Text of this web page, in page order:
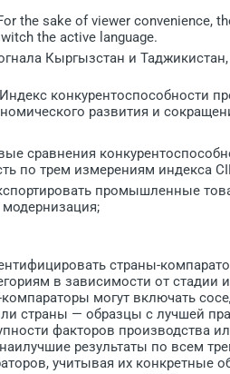
the sake of viewer convenience,
the active language.
Кыргызстан и Таджикистан,
конкурентоспособности
развития и
сравнения
по трем измерениям индекса
промышленные
модернизация;
страны-
в зависимости от стадии
могут включать
страны — образцы с лучшей
факторов производства
результаты по всем
учитывая их конкретные